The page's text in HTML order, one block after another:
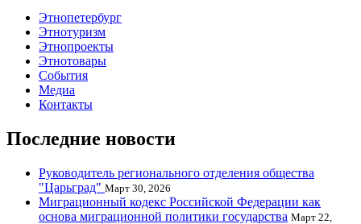
Этнопетербург
Этнотуризм
Этнопроекты
Этнотовары
События
Медиа
Контакты
Последние новости
Руководитель регионального отделения общества
"Царьград" Март 30, 2026
Миграционный кодекс Российской Федерации как
основа миграционной политики государства Март 22,